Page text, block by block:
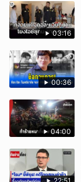
03:16
00:36
04:00